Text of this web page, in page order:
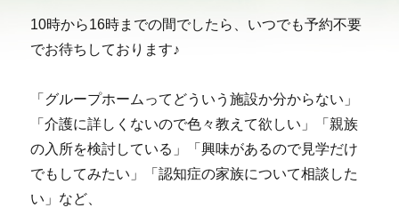
10時から16時までの間でしたら、いつでも予約不要
でお待ちしております♪
「グループホームってどういう施設か分からない」
「介護に詳しくないので色々教えて欲しい」「親族
の入所を検討している」「興味があるので見学だけ
でもしてみたい」「認知症の家族について相談した
い」など、